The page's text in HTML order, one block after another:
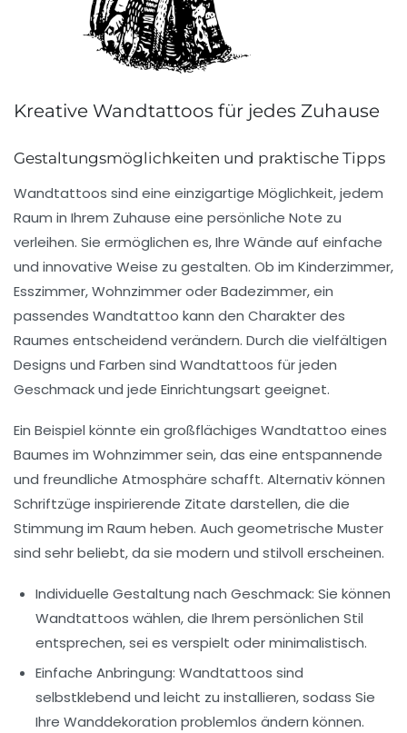
Kreative Wandtattoos für jedes Zuhause
Gestaltungsmöglichkeiten und praktische Tipps
Wandtattoos sind eine einzigartige Möglichkeit, jedem
Raum in Ihrem Zuhause eine persönliche Note zu
verleihen. Sie ermöglichen es, Ihre Wände auf einfache
und innovative Weise zu gestalten. Ob im Kinderzimmer,
Esszimmer, Wohnzimmer oder Badezimmer, ein
passendes Wandtattoo kann den Charakter des
Raumes entscheidend verändern. Durch die vielfältigen
Designs und Farben sind Wandtattoos für jeden
Geschmack und jede Einrichtungsart geeignet.
Ein Beispiel könnte ein großflächiges Wandtattoo eines
Baumes im Wohnzimmer sein, das eine entspannende
und freundliche Atmosphäre schafft. Alternativ können
Schriftzüge inspirierende Zitate darstellen, die die
Stimmung im Raum heben. Auch geometrische Muster
sind sehr beliebt, da sie modern und stilvoll erscheinen.
Individuelle Gestaltung nach Geschmack: Sie können
Wandtattoos wählen, die Ihrem persönlichen Stil
entsprechen, sei es verspielt oder minimalistisch.
Einfache Anbringung: Wandtattoos sind
selbstklebend und leicht zu installieren, sodass Sie
Ihre Wanddekoration problemlos ändern können.